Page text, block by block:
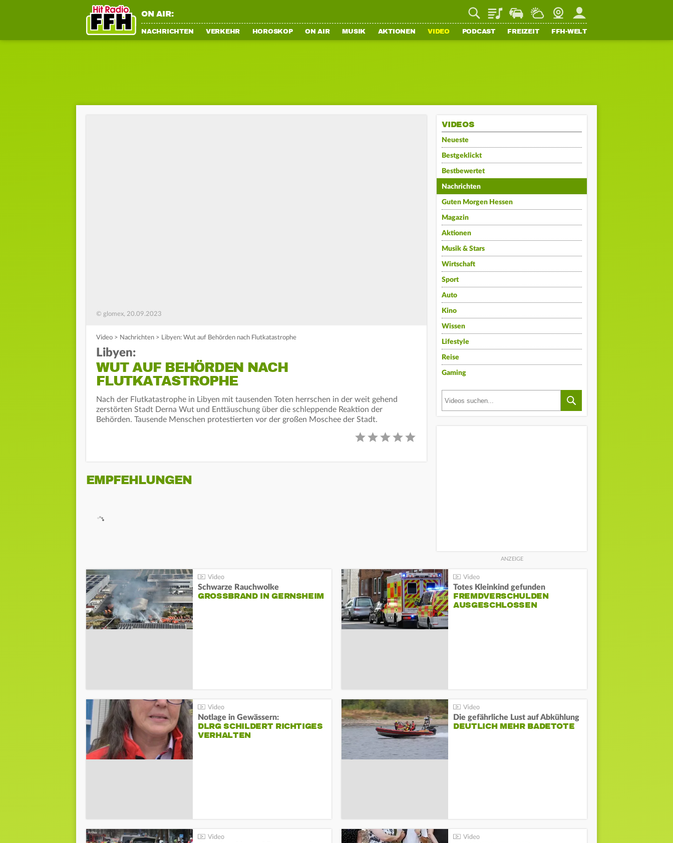
ON AIR: PlaylistStaupilotWetterWebcamMein FFH
NACHRICHTEN VERKEHR HOROSKOP ON AIR MUSIK AKTIONEN VIDEO PODCAST FREIZEIT FFH-WELT
© glomex, 20.09.2023
Video > Nachrichten > Libyen: Wut auf Behörden nach Flutkatastrophe
Libyen:
WUT AUF BEHÖRDEN NACH
FLUTKATASTROPHE
Nach der Flutkatastrophe in Libyen mit tausenden Toten herrschen in der weit gehend
zerstörten Stadt Derna Wut und Enttäuschung über die schleppende Reaktion der
Behörden. Tausende Menschen protestierten vor der großen Moschee der Stadt.
EMPFEHLUNGEN
VIDEOS
Neueste
Bestgeklickt
Bestbewertet
Nachrichten
Guten Morgen Hessen
Magazin
Aktionen
Musik & Stars
Wirtschaft
Sport
Auto
Kino
Wissen
Lifestyle
Reise
Gaming
Schwarze Rauchwolke
GROSSBRAND IN GERNSHEIM
Totes Kleinkind gefunden
FREMDVERSCHULDEN
AUSGESCHLOSSEN
Notlage in Gewässern:
DLRG SCHILDERT RICHTIGES
VERHALTEN
Die gefährliche Lust auf Abkühlung
DEUTLICH MEHR BADETOTE